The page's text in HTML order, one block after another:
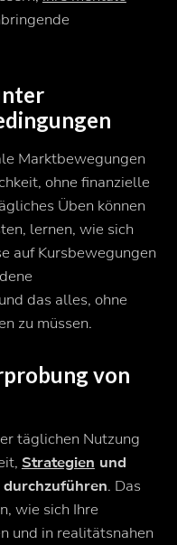
Marktbewegungen
ohne finanzielle
Üben können
lernen, wie sich
auf Kursbewegungen
das alles, ohne
zu müssen.
von
täglichen Nutzung
Strategien und
. Das
wie sich Ihre
und in realitätsnahen